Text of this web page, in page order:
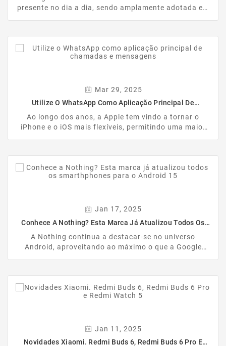
presente no dia a dia, sendo amplamente adotada em
segurança dos utilizadores. A mais recente novidade
nesse contexto é a Meta AI, que já está disponível.
Agora integrada no WhatsApp, esta funcionalidade
Mar 29, 2025
Utilize O WhatsApp Como Aplicação Principal De
Ao longo dos anos, a Apple tem vindo a tornar o
iPhone e o iOS mais flexíveis, permitindo uma maior
alternativas com funcionalidades distintas. Agora,
mais um passo é dado nessa direção, permitindo que
o WhatsApp seja definido como a aplicação padrão
Jan 17, 2025
Conhece A Nothing? Esta Marca Já Atualizou Todos Os
A Nothing continua a destacar-se no universo
Android, aproveitando ao máximo o que a Google
baseado no Android 15, para todos os seus
smartphones lançados.
Jan 11, 2025
Novidades Xiaomi. Redmi Buds 6, Redmi Buds 6 Pro E